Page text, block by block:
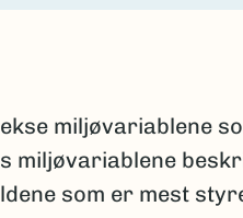
miljøvariablene
miljøvariablene
som er mest